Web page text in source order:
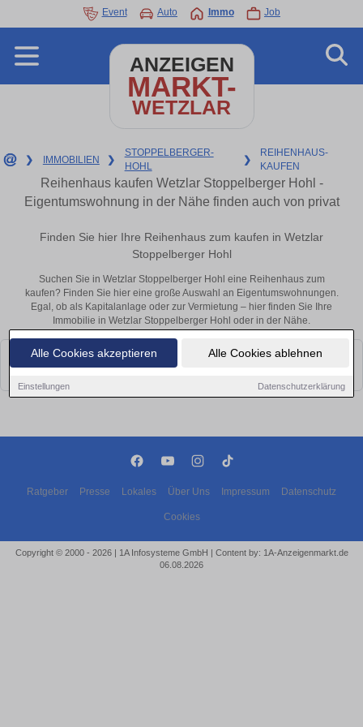
Alle Cookies akzeptieren Alle Cookies ablehnen
Einstellungen Datenschutzerklärung
Event Auto Immo Job
ANZEIGEN
MARKT-
WETZLAR
❯ IMMOBILIEN ❯
STOPPELBERGER-
HOHL
❯
REIHENHAUS-
KAUFEN
Reihenhaus kaufen Wetzlar Stoppelberger Hohl -
Eigentumswohnung in der Nähe finden auch von privat
Finden Sie hier Ihre Reihenhaus zum kaufen in Wetzlar
Stoppelberger Hohl
Suchen Sie in Wetzlar Stoppelberger Hohl eine Reihenhaus zum
kaufen? Finden Sie hier eine große Auswahl an Eigentumswohnungen.
Egal, ob als Kapitalanlage oder zur Vermietung – hier finden Sie Ihre
Immobilie in Wetzlar Stoppelberger Hohl oder in der Nähe.
Leider konnten wir derzeit keine passenden Objekte finden. Schauen Sie
Ratgeber Presse Lokales Über Uns Impressum Datenschutz
Cookies
Copyright © 2000 - 2026 | 1A Infosysteme GmbH | Content by: 1A-Anzeigenmarkt.de
06.08.2026